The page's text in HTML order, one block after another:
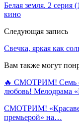
Белая земля. 2 серия
кино
Следующая запись
Свечка, яркая как
Вам также могут
🔥 СМОТРИМ! Семь
любовь!
СМОТРИМ!
премьерой» на…